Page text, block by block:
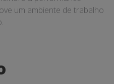
um ambiente de trabalho